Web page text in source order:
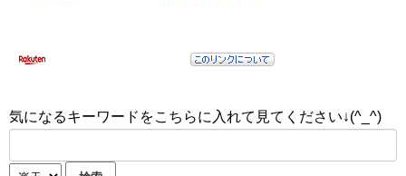
気になるキーワードをこちらに入れて見てください↓(^_^)